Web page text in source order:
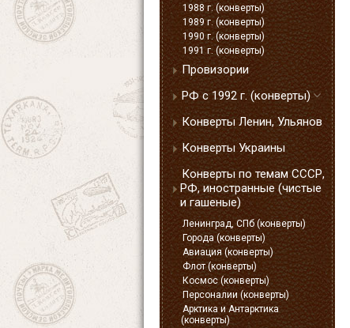
1988 г. (конверты)
1989 г. (конверты)
1990 г. (конверты)
1991 г. (конверты)
Провизории
РФ с 1992 г. (конверты)
Конверты Ленин, Ульянов
Конверты Украины
Конверты по темам СССР,
РФ, иностранные (чистые
и гашеные)
Ленинград, СПб (конверты)
Города (конверты)
Авиация (конверты)
Флот (конверты)
Космос (конверты)
Персоналии (конверты)
Арктика и Антарктика
(конверты)